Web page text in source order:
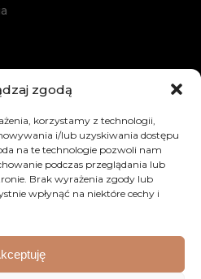
zgodą
korzystamy z technologii,
i/lub uzyskiwania dostępu
na te technologie pozwoli nam
podczas przeglądania lub
Brak wyrażenia zgody lub
wpłynąć na niektóre cechy i